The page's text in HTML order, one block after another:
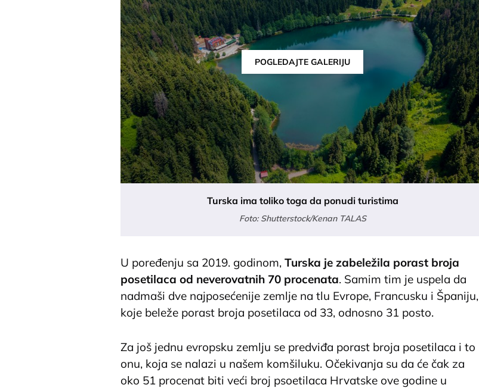
POGLEDAJTE GALERIJU
Turska ima toliko toga da ponudi turistima
Foto: Shutterstock/Kenan TALAS
U poređenju sa 2019. godinom, Turska je zabeležila porast broja
posetilaca od neverovatnih 70 procenata. Samim tim je uspela da
nadmaši dve najposećenije zemlje na tlu Evrope, Francusku i Španiju,
koje beleže porast broja posetilaca od 33, odnosno 31 posto.
Za još jednu evropsku zemlju se predviđa porast broja posetilaca i to
onu, koja se nalazi u našem komšiluku. Očekivanja su da će čak za
oko 51 procenat biti veći broj psoetilaca Hrvatske ove godine u